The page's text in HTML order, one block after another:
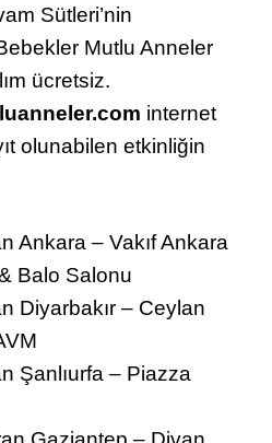
Sütleri’nin
Mutlu Anneler
ücretsiz.
internet
olunabilen etkinliğin
Ankara – Vakıf Ankara
Balo Salonu
Diyarbakır – Ceylan
Şanlıurfa – Piazza